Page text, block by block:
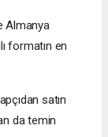
Almanya
formatın en
satın
da temin